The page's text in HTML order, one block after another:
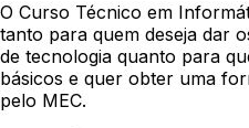
O Curso Técnico em
tanto para quem deseja dar
de tecnologia quanto para
básicos e quer obter uma
pelo MEC.